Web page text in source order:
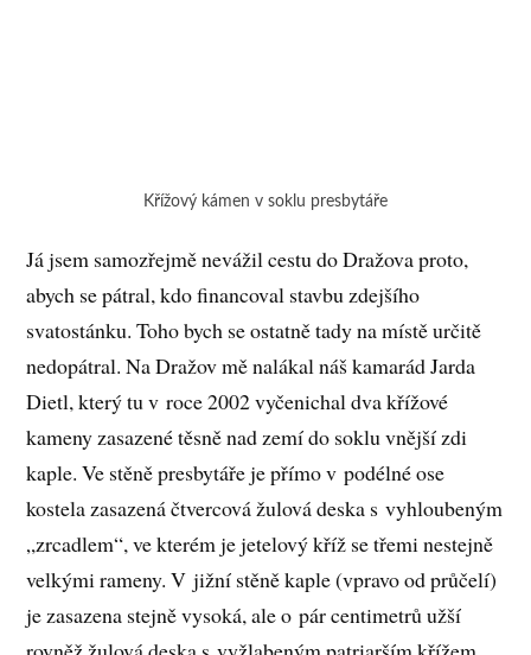
Křížový kámen v soklu presbytáře
Já jsem samozřejmě nevážil cestu do Dražova proto,
abych se pátral, kdo financoval stavbu zdejšího
svatostánku. Toho bych se ostatně tady na místě určitě
nedopátral. Na Dražov mě nalákal náš kamarád Jarda
Dietl, který tu v roce 2002 vyčenichal dva křížové
kameny zasazené těsně nad zemí do soklu vnější zdi
kaple. Ve stěně presbytáře je přímo v podélné ose
kostela zasazená čtvercová žulová deska s vyhloubeným
„zrcadlem“, ve kterém je jetelový kříž se třemi nestejně
velkými rameny. V jižní stěně kaple (vpravo od průčelí)
je zasazena stejně vysoká, ale o pár centimetrů užší